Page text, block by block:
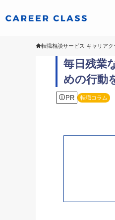
転職相談サービス キャリアク
毎日残業
めの行動
PR 転職コラム